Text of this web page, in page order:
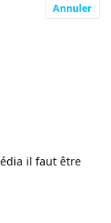
Annuler
il faut être